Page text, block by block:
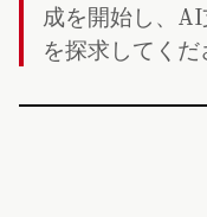
成を開始し、
を探求してくだ